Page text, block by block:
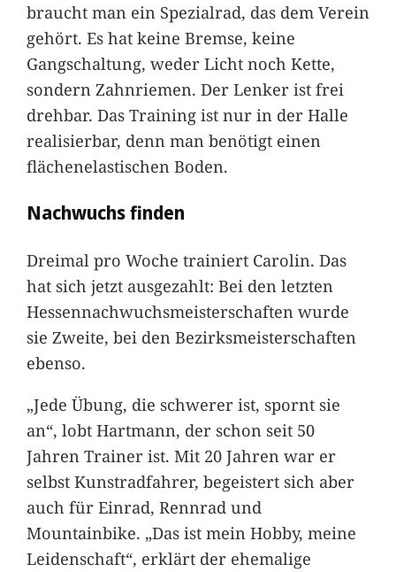
braucht man ein Spezialrad, das dem Verein
gehört. Es hat keine Bremse, keine
Gangschaltung, weder Licht noch Kette,
sondern Zahnriemen. Der Lenker ist frei
drehbar. Das Training ist nur in der Halle
realisierbar, denn man benötigt einen
flächenelastischen Boden.
Nachwuchs finden
Dreimal pro Woche trainiert Carolin. Das
hat sich jetzt ausgezahlt: Bei den letzten
Hessennachwuchsmeisterschaften wurde
sie Zweite, bei den Bezirksmeisterschaften
ebenso.
„Jede Übung, die schwerer ist, spornt sie
an“, lobt Hartmann, der schon seit 50
Jahren Trainer ist. Mit 20 Jahren war er
selbst Kunstradfahrer, begeistert sich aber
auch für Einrad, Rennrad und
Mountainbike. „Das ist mein Hobby, meine
Leidenschaft“, erklärt der ehemalige